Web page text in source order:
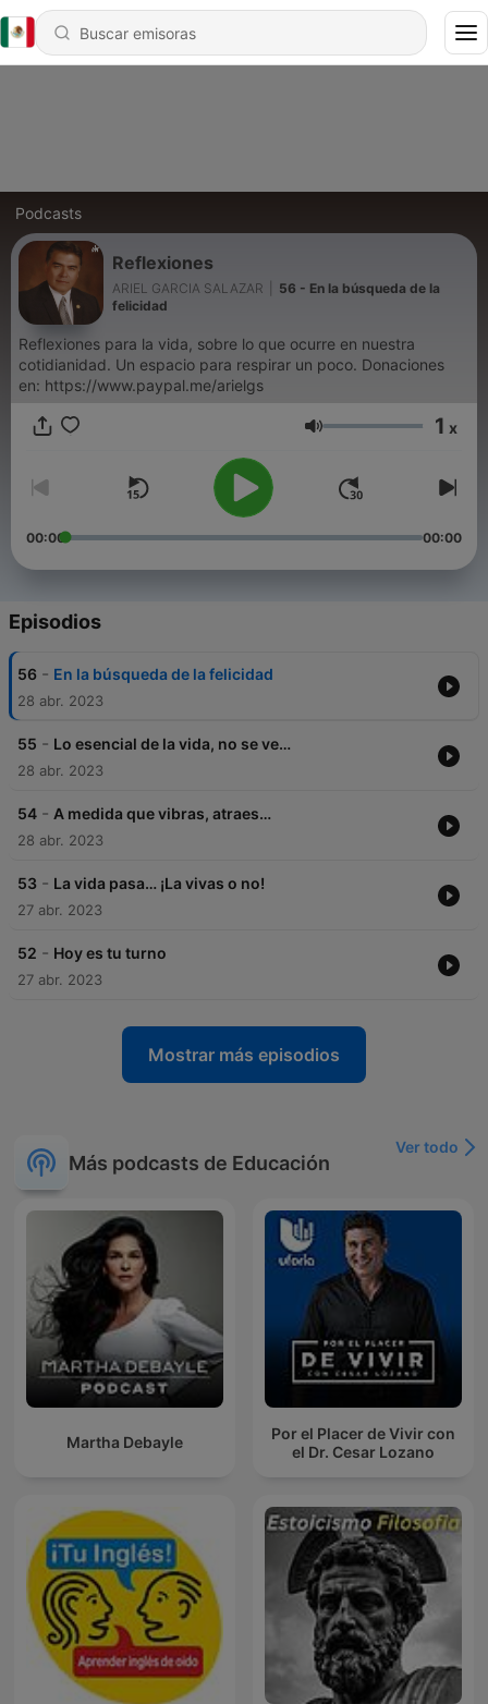
Podcasts
Reflexiones
ARIEL GARCIA SALAZAR
56 - En la búsqueda de la
felicidad
Reflexiones para la vida, sobre lo que ocurre en nuestra
cotidianidad. Un espacio para respirar un poco. Donaciones
en: https://www.paypal.me/arielgs
Volumen 1 x
00:00 00:00
Episodios
56 - En la búsqueda de la felicidad
28 abr. 2023
55 - Lo esencial de la vida, no se ve…
28 abr. 2023
54 - A medida que vibras, atraes…
28 abr. 2023
53 - La vida pasa… ¡La vivas o no!
27 abr. 2023
52 - Hoy es tu turno
27 abr. 2023
Mostrar más episodios
Más podcasts de Educación
Ver todo
Martha Debayle
Por el Placer de Vivir con
el Dr. Cesar Lozano